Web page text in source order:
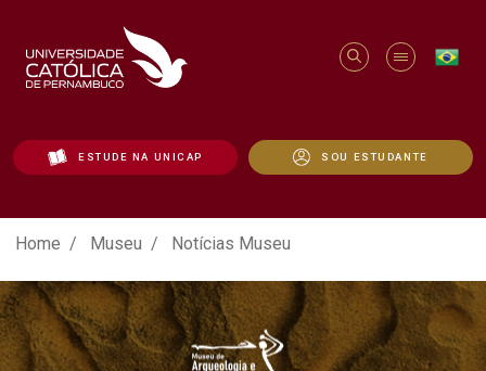
ESTUDE NA UNICAP SOU ESTUDANTE
Notícias Museu - Unicap
Home Museu Notícias Museu